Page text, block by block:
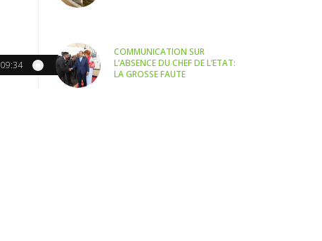
09:34
COMMUNICATION SUR
L’ABSENCE DU CHEF DE L’ETAT:
LA GROSSE FAUTE